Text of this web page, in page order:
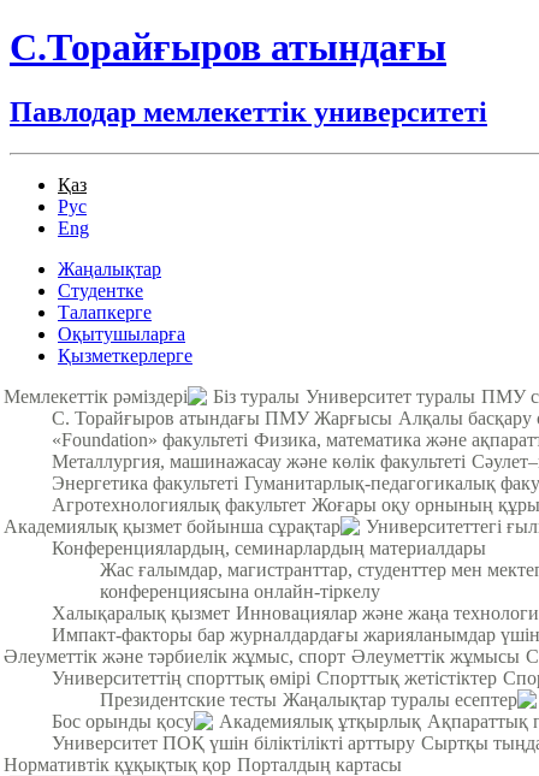
С.Торайғыров атындағы
Павлодар мемлекеттік университеті
Қаз
Рус
Eng
Жаңалықтар
Студентке
Талапкерге
Оқытушыларға
Қызметкерлерге
Мемлекеттік рәміздері
Біз туралы Университет туралы ПМУ
С. Торайғыров атындағы ПМУ Жарғысы Алқалы басқару
«Foundation» факультеті Физика, математика және
Металлургия, машинажасау және көлік факультеті
Энергетика факультеті Гуманитарлық-педагогикалық
Агротехнологиялық факультет Жоғары оқу орнының
Академиялық қызмет бойынша сұрақтар
Университеттегі
Конференциялардың, семинарлардың материалдары
Жас ғалымдар, магистранттар, студенттер мен
конференциясына онлайн-тіркелу
Халықаралық қызмет Инновациялар және жаңа
Импакт-факторы бар журналдардағы жарияланымдар үшін
Әлеуметтік және тәрбиелік жұмыс, спорт Әлеуметтік жұмысы
Университеттің спорттық өмірі Спорттық жетістіктер
Президентские тесты Жаңалықтар туралы есептер
Бос орынды қосу
Академиялық ұтқырлық Ақпараттық
Университет ПОҚ үшін біліктілікті арттыру Сыртқы
Нормативтік құқықтық қор Порталдың картасы